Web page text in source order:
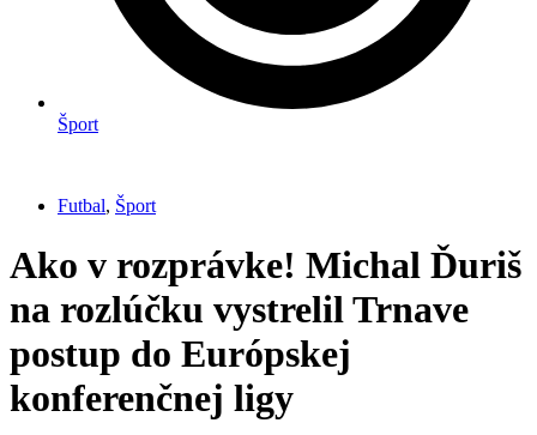
Šport
Futbal, Šport
Ako v rozprávke! Michal Ďuriš
na rozlúčku vystrelil Trnave
postup do Európskej
konferenčnej ligy